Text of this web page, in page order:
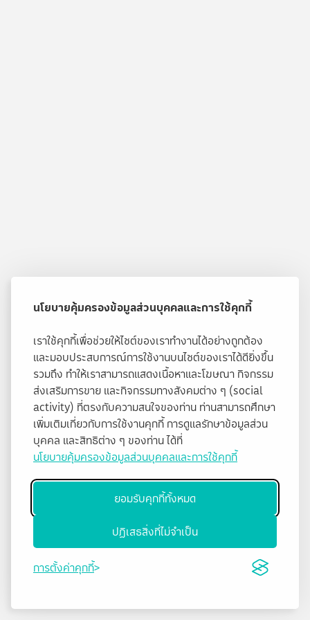
นโยบายคุ้มครองข้อมูลส่วนบุคคลและการใช้คุกกี้
เราใช้คุกกี้เพื่อช่วยให้ไซต์ของเราทำงานได้อย่างถูกต้อง
และมอบประสบการณ์การใช้งานบนไซต์ของเราได้ดียิ่งขึ้น
รวมถึง ทำให้เราสามารถแสดงเนื้อหาและโฆษณา กิจกรรม
ส่งเสริมการขาย และกิจกรรมทางสังคมต่าง ๆ (social
activity) ที่ตรงกับความสนใจของท่าน ท่านสามารถศึกษา
เพิ่มเติมเกี่ยวกับการใช้งานคุกกี้ การดูแลรักษาข้อมูลส่วน
บุคคล และสิทธิต่าง ๆ ของท่าน ได้ที่
นโยบายคุ้มครองข้อมูลส่วนบุคคลและการใช้คุกกี้
ยอมรับคุกกี้ทั้งหมด
ปฏิเสธสิ่งที่ไม่จำเป็น
การตั้งค่าคุกกี้